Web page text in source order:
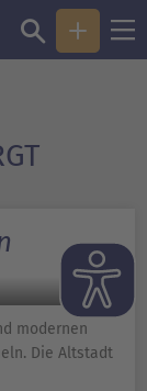
modernen
Die Altstadt